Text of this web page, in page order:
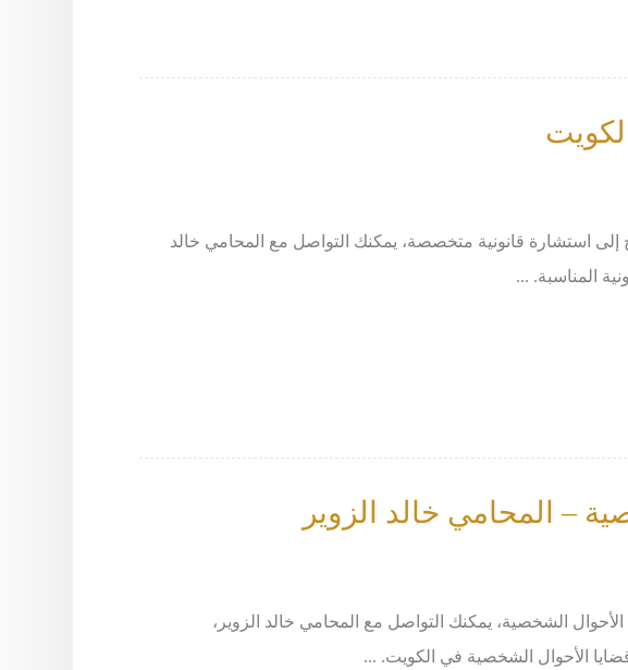
إلى استشارة قانونية متخصصة، يمكنك التواصل مع المحامي خالد
– المحامي خالد الزوير
الشخصية، يمكنك التواصل مع المحامي خالد الزوير،